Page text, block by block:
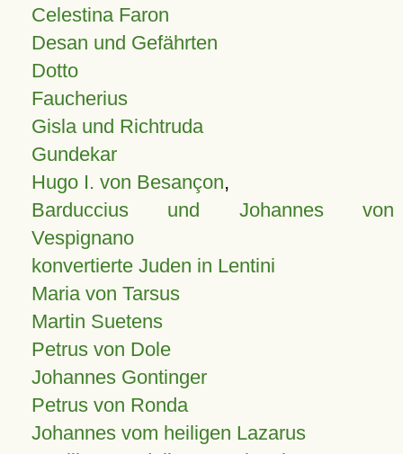
Celestina Faron
Desan und Gefährten
Dotto
Faucherius
Gisla und Richtruda
Gundekar
Hugo I. von Besançon,
Barduccius und Johannes von
Vespignano
konvertierte Juden in Lentini
Maria von Tarsus
Martin Suetens
Petrus von Dole
Johannes Gontinger
Petrus von Ronda
Johannes vom heiligen Lazarus